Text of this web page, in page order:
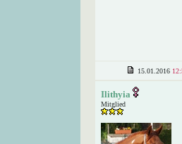
15.01.2016
Ilithyia
Mitglied